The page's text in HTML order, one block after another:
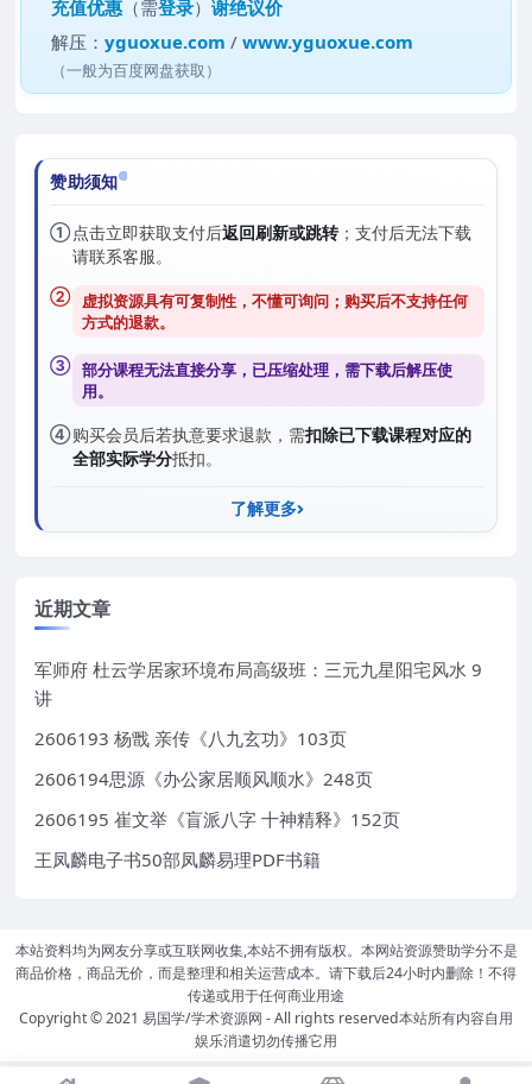
充值优惠 （需登录）谢绝议价
解压：yguoxue.com /www.yguoxue.com
（一般为百度网盘获取）
赞助须知
①点击立即获取支付后返回刷新或跳转；支付后无法下载
请联系客服。
② 虚拟资源具有可复制性，不懂可询问；购买后不支持任何
方式的退款。
③ 部分课程无法直接分享，已压缩处理，需下载后解压使
用。
④购买会员后若执意要求退款，需扣除已下载课程对应的
全部实际学分抵扣。
了解更多
近期文章
军师府 杜云学居家环境布局高级班：三元九星阳宅风水 9
讲
2606193 杨戬 亲传《八九玄功》103页
2606194思源《办公家居顺风顺水》248页
2606195 崔文举《盲派八字 十神精释》152页
王凤麟电子书50部凤麟易理PDF书籍
本站资料均为网友分享或互联网收集,本站不拥有版权。本网站资源赞助学分不是
商品价格，商品无价，而是整理和相关运营成本。请下载后24小时内删除！不得
传递或用于任何商业用途
Copyright © 2021 易国学/学术资源网 - All rights reserved本站所有内容自用
娱乐消遣切勿传播它用